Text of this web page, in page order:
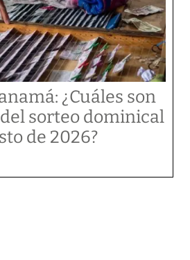
¿Cuáles son
sorteo dominical
de 2026?